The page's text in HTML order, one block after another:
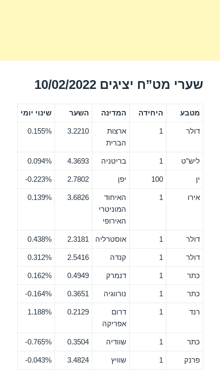
שערי מט”ח יציגים 10/02/2022
מטבע היחידה המדינה השער שינוי יומי
דולר 1
ארצות
הברית
3.2210
0.155%
ליש”ט 1 בריטניה 4.3693
0.094%
ין 100 יפן 2.7802
0.223%-
אירו 1
האיחוד
המוניטרי
האירופי
3.6826
0.139%
דולר 1 אוסטרליה 2.3181
0.438%
דולר 1 קנדה 2.5416
0.312%
כתר 1 דנמרק 0.4949
0.162%
כתר 1 נורווגיה 0.3651
0.164%-
רנד 1
דרום
אפריקה
0.2129
1.188%
כתר 1 שוודיה 0.3504
0.765%-
פרנק 1 שוויץ 3.4824
0.043%-